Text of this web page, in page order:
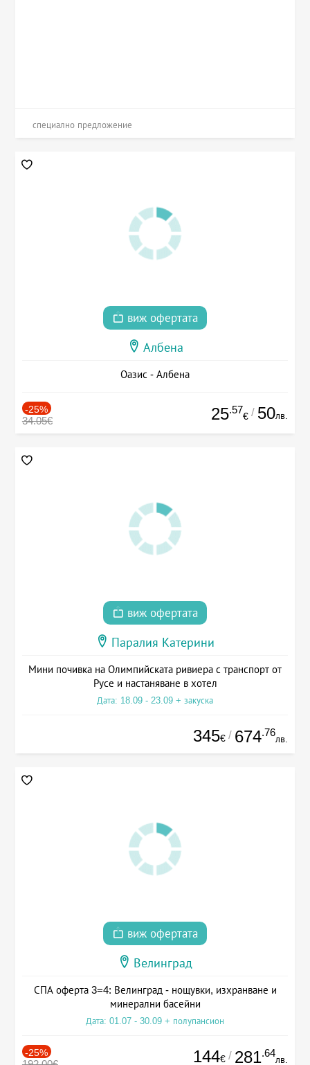
специално предложение
виж офертата
Албена
Оазис - Албена
-25%
34.05€ 25.57
€ / 50лв.
виж офертата
Паралия Катерини
Мини почивка на Олимпийската ривиера с транспорт от
Русе и настаняване в хотел
Дата: 18.09 - 23.09 + закуска
345€ / 674.76
лв.
виж офертата
Велинград
СПА оферта 3=4: Велинград - нощувки, изхранване и
минерални басейни
Дата: 01.07 - 30.09 + полупансион
-25% 144€ / 281.64
лв.